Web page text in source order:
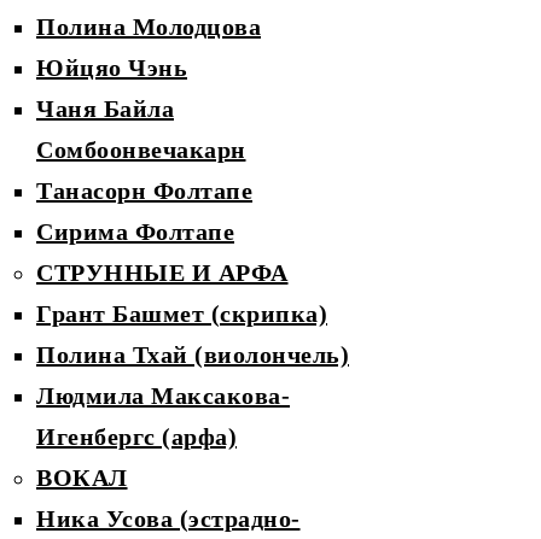
Полина Молодцова
Юйцяо Чэнь
Чаня Байла
Сомбоонвечакарн
Танасорн Фолтапе
Сирима Фолтапе
СТРУННЫЕ И АРФА
Грант Башмет (скрипка)
Полина Тхай (виолончель)
Людмила Максакова-
Игенбергс (арфа)
ВОКАЛ
Ника Усова (эстрадно-